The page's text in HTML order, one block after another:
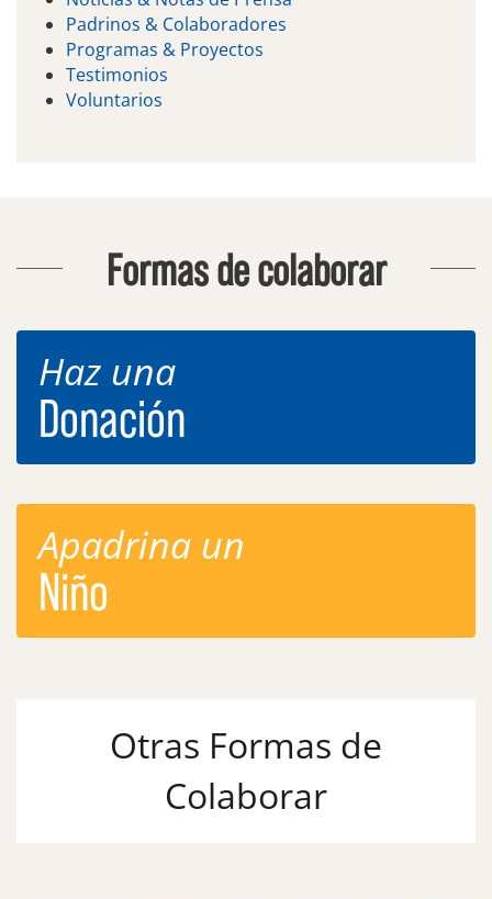
Padrinos & Colaboradores
Programas & Proyectos
Testimonios
Voluntarios
Formas de colaborar
Haz una
Donación
Apadrina un
Niño
Otras Formas de
Colaborar